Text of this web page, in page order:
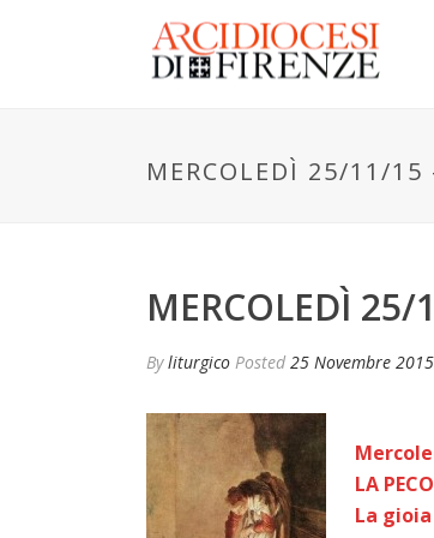
MERCOLEDÌ 25/11/15
MERCOLEDÌ 25/
Byliturgico Posted 25 Novembre 2015
LA
La